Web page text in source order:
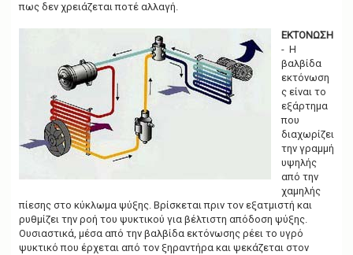
πως δεν χρειάζεται ποτέ αλλαγή.
ΕΚΤΟΝΩΣΗ
- Η
βαλβίδα
εκτόνωση
ς είναι το
εξάρτημα
που
διαχωρίζει
την γραμμή
υψηλής
από την
χαμηλής
πίεσης στο κύκλωμα ψύξης. Βρίσκεται πριν τον εξατμιστή και
ρυθμίζει την ροή του ψυκτικού για βέλτιστη απόδοση ψύξης.
Ουσιαστικά, μέσα από την βαλβίδα εκτόνωσης ρέει το υγρό
ψυκτικό που έρχεται από τον ξηραντήρα και ψεκάζεται στον